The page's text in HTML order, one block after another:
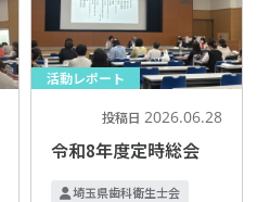
活動レポート
投稿日 2026.06.28
令和8年度定時総会
埼玉県歯科衛生士会